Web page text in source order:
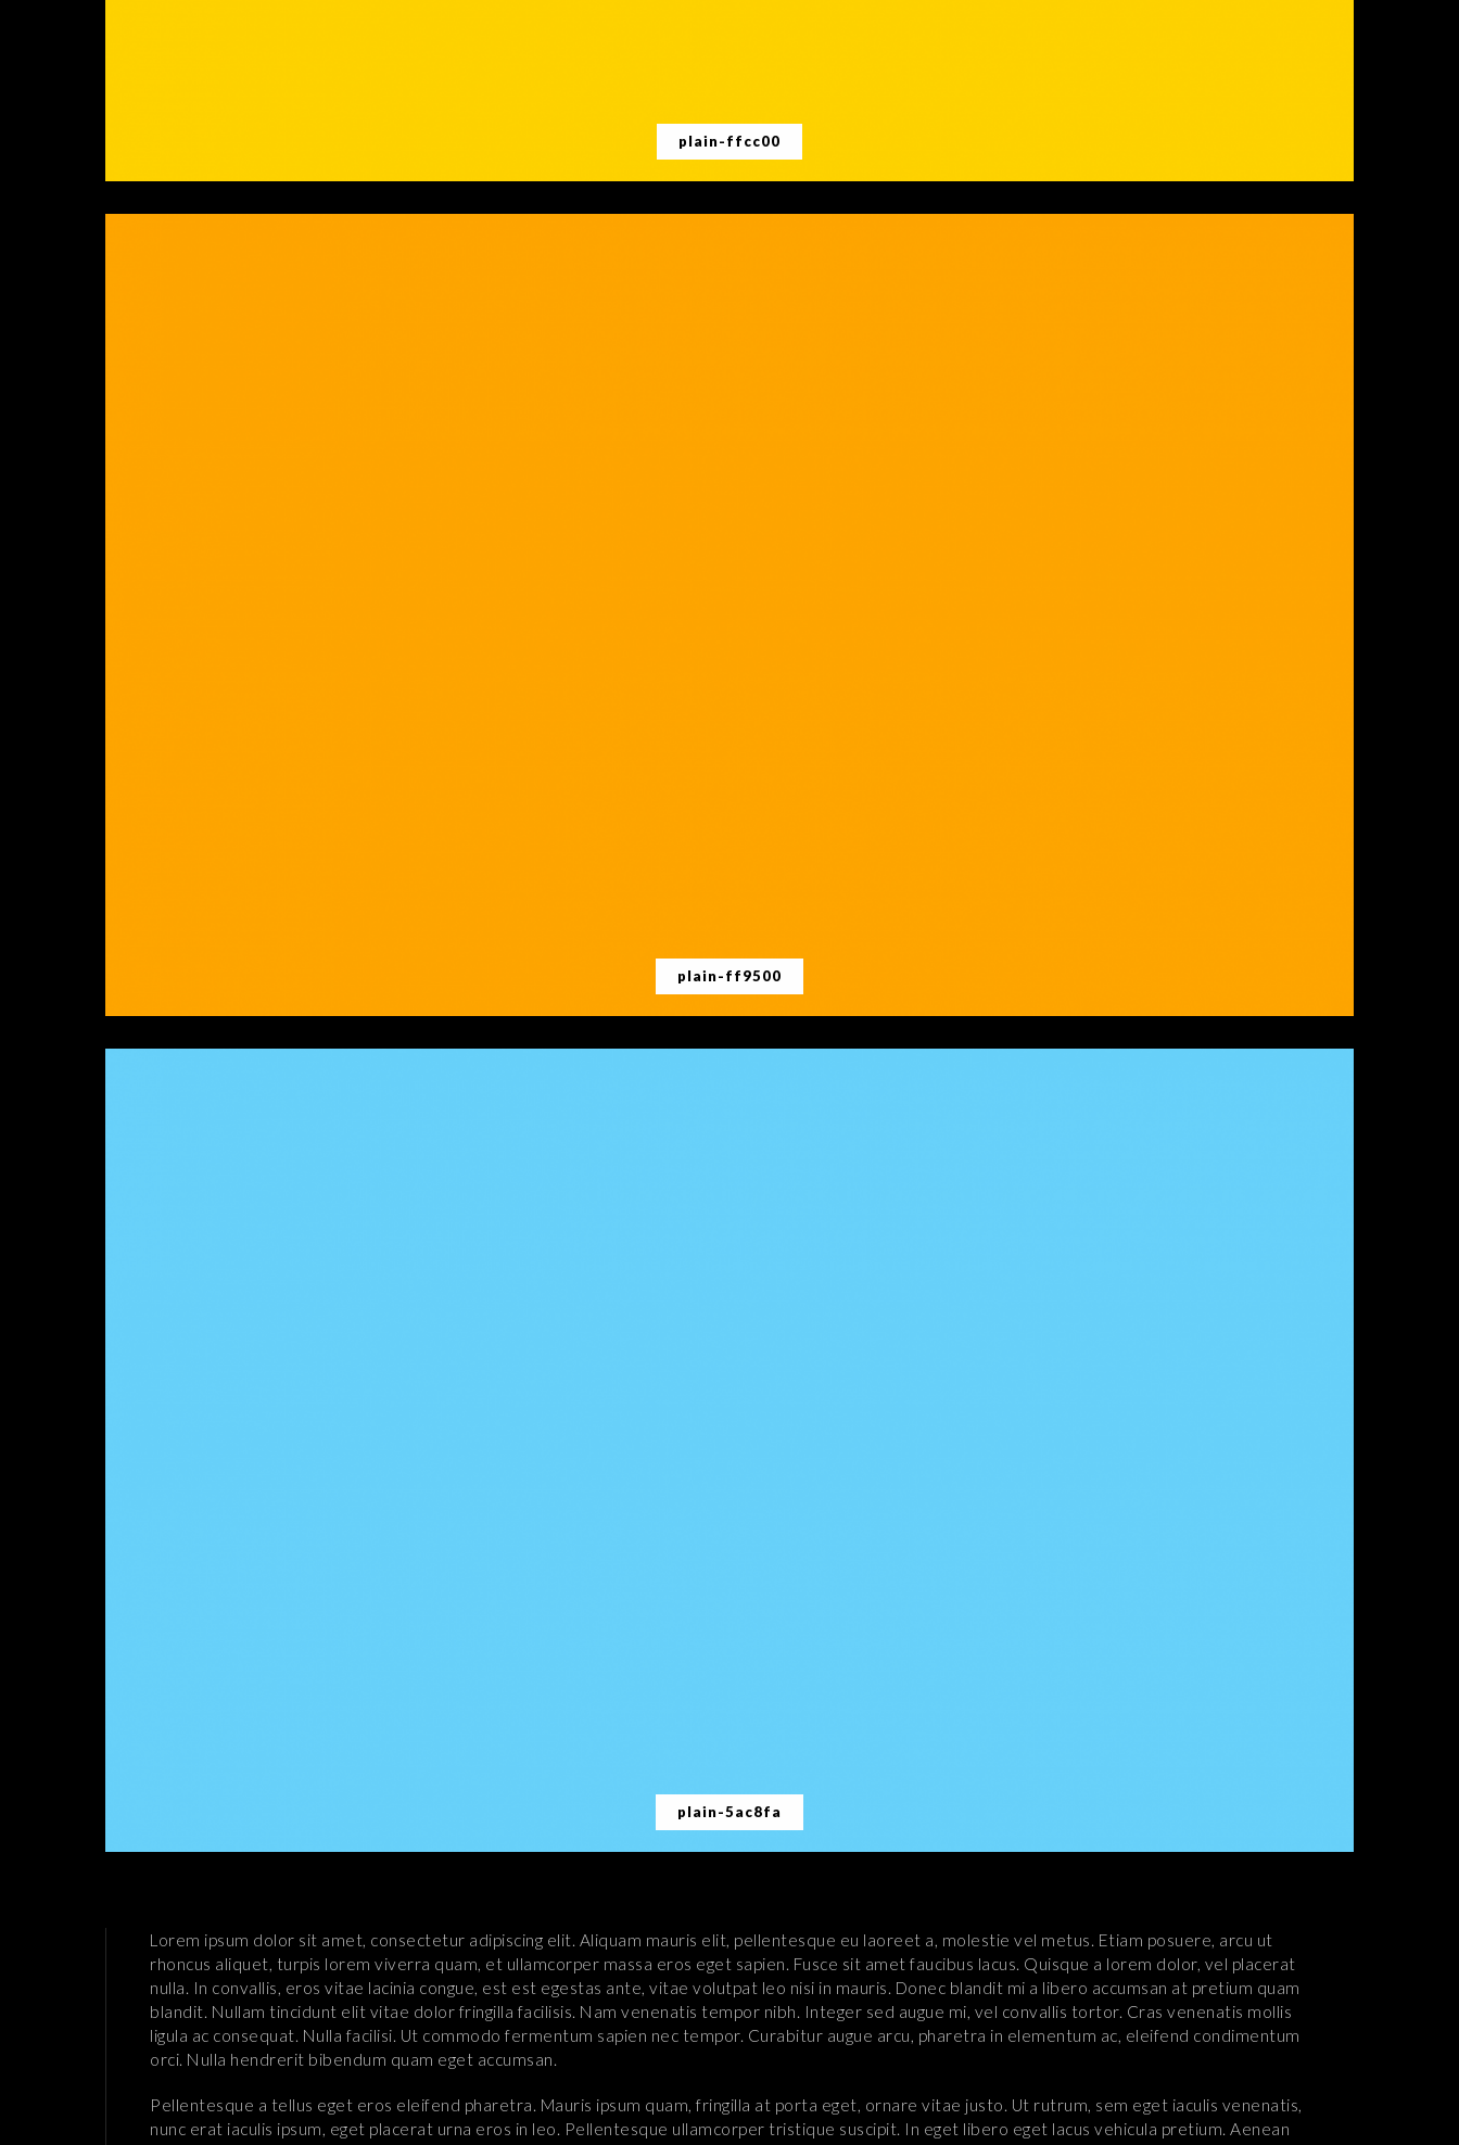
plain-ffcc00
plain-ff9500
plain-5ac8fa
Lorem ipsum dolor sit amet, consectetur adipiscing elit. Aliquam mauris elit, pellentesque eu laoreet a, molestie vel metus. Etiam posuere, arcu ut
rhoncus aliquet, turpis lorem viverra quam, et ullamcorper massa eros eget sapien. Fusce sit amet faucibus lacus. Quisque a lorem dolor, vel placerat
nulla. In convallis, eros vitae lacinia congue, est est egestas ante, vitae volutpat leo nisi in mauris. Donec blandit mi a libero accumsan at pretium quam
blandit. Nullam tincidunt elit vitae dolor fringilla facilisis. Nam venenatis tempor nibh. Integer sed augue mi, vel convallis tortor. Cras venenatis mollis
ligula ac consequat. Nulla facilisi. Ut commodo fermentum sapien nec tempor. Curabitur augue arcu, pharetra in elementum ac, eleifend condimentum
orci. Nulla hendrerit bibendum quam eget accumsan.
Pellentesque a tellus eget eros eleifend pharetra. Mauris ipsum quam, fringilla at porta eget, ornare vitae justo. Ut rutrum, sem eget iaculis venenatis,
nunc erat iaculis ipsum, eget placerat urna eros in leo. Pellentesque ullamcorper tristique suscipit. In eget libero eget lacus vehicula pretium. Aenean